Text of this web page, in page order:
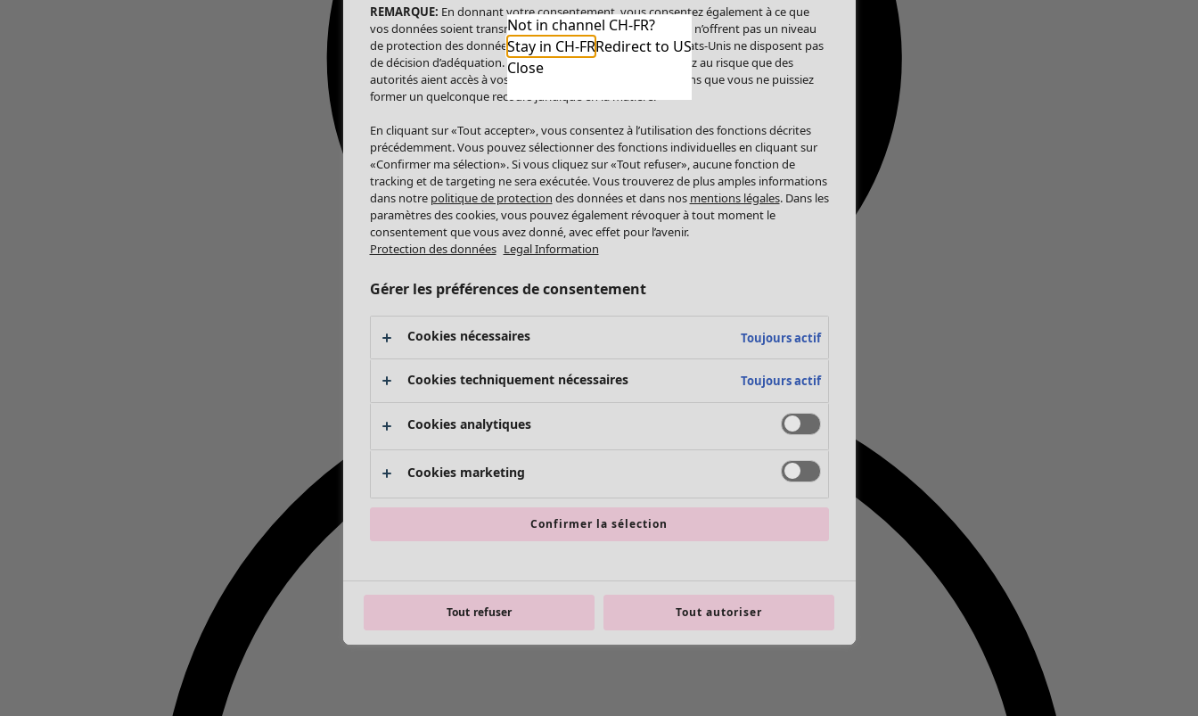
Not in channel CH-FR?
Stay in CH-FRRedirect to US
Close
REMARQUE: En donnant votre consentement, vous consentez également à ce que
vos données soient transmises aux États-Unis. Les États-Unis n’offrent pas un niveau
de protection des données comparable à celui de l’UE. Les États-Unis ne disposent pas
de décision d’adéquation. Par conséquent, vous vous exposez au risque que des
autorités aient accès à vos données à caractère personnel sans que vous ne puissiez
former un quelconque recours juridique en la matière.
En cliquant sur «Tout accepter», vous consentez à l’utilisation des fonctions décrites
précédemment. Vous pouvez sélectionner des fonctions individuelles en cliquant sur
«Confirmer ma sélection». Si vous cliquez sur «Tout refuser», aucune fonction de
tracking et de targeting ne sera exécutée. Vous trouverez de plus amples informations
dans notre politique de protection des données et dans nos mentions légales. Dans les
paramètres des cookies, vous pouvez également révoquer à tout moment le
consentement que vous avez donné, avec effet pour l’avenir.
Protection des données Legal Information
Gérer les préférences de consentement
Cookies nécessaires Toujours actif
Cookies techniquement nécessaires Toujours actif
Cookies analytiques
Cookies marketing
Confirmer la sélection
Tout refuser Tout autoriser